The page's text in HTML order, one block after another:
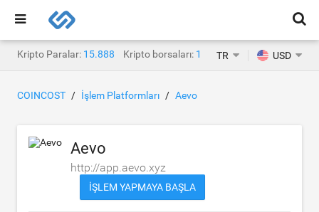
Kripto Paralar: 15.888 Kripto borsaları: 1.468TR USD
COINCOST İşlem Platformları Aevo
Aevo
http://app.aevo.xyz
İŞLEM YAPMAYA BAŞLA